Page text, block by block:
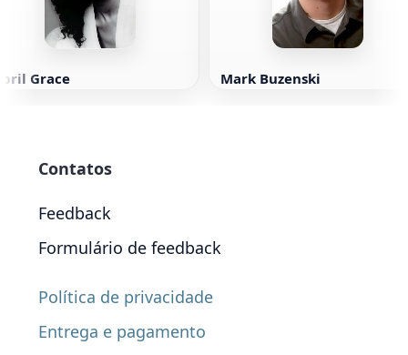
Grace Mark Buzenski
Contatos
Feedback
Formulário de feedback
Política de privacidade
Entrega e pagamento